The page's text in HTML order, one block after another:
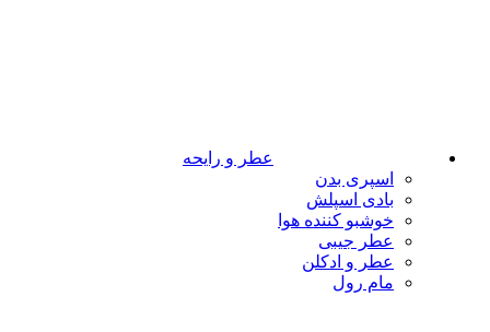
عطر و رایحه
اسپری بدن
بادی اسپلش
خوشبو کننده هوا
عطر جیبی
عطر و ادکلن
مام رول